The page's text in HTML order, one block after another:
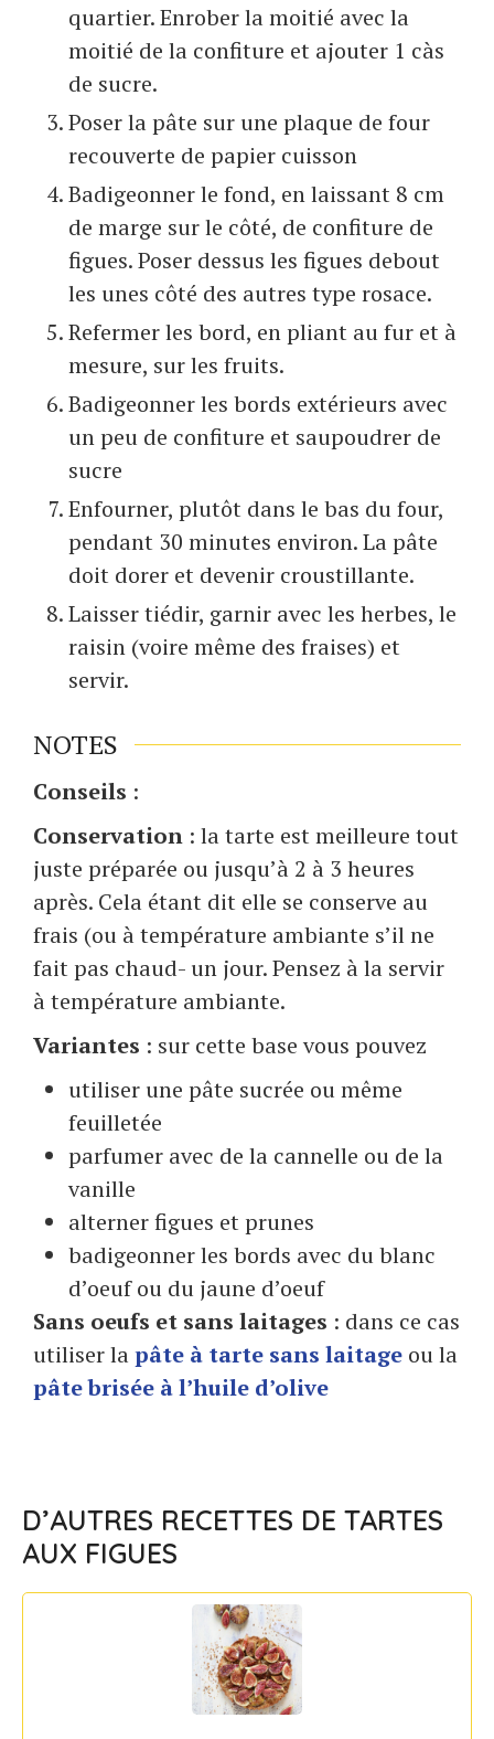
quartier. Enrober la moitié avec la
moitié de la confiture et ajouter 1 càs
de sucre.
Poser la pâte sur une plaque de four
recouverte de papier cuisson
Badigeonner le fond, en laissant 8 cm
de marge sur le côté, de confiture de
figues. Poser dessus les figues debout
les unes côté des autres type rosace.
Refermer les bord, en pliant au fur et à
mesure, sur les fruits.
Badigeonner les bords extérieurs avec
un peu de confiture et saupoudrer de
sucre
Enfourner, plutôt dans le bas du four,
pendant 30 minutes environ. La pâte
doit dorer et devenir croustillante.
Laisser tiédir, garnir avec les herbes, le
raisin (voire même des fraises) et
servir.
NOTES
Conseils :
Conservation : la tarte est meilleure tout
juste préparée ou jusqu’à 2 à 3 heures
après. Cela étant dit elle se conserve au
frais (ou à température ambiante s’il ne
fait pas chaud- un jour. Pensez à la servir
à température ambiante.
Variantes : sur cette base vous pouvez
utiliser une pâte sucrée ou même
feuilletée
parfumer avec de la cannelle ou de la
vanille
alterner figues et prunes
badigeonner les bords avec du blanc
d’oeuf ou du jaune d’oeuf
Sans oeufs et sans laitages : dans ce cas
utiliser lapâte à tarte sans laitage ou la
pâte brisée à l’huile d’olive
D’AUTRES RECETTES DE TARTES
AUX FIGUES